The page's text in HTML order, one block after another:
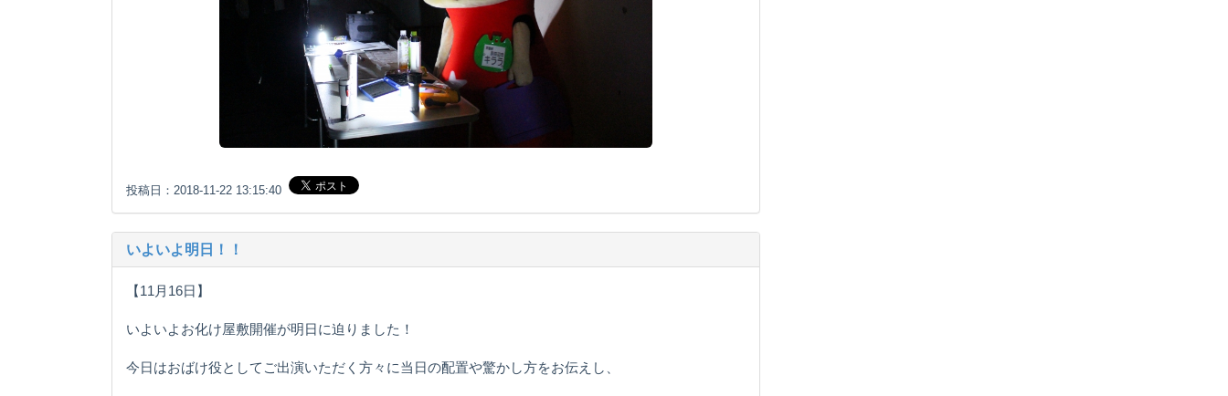
投稿日：2018-11-22 13:15:40
いよいよ明日！！
【11月16日】
いよいよお化け屋敷開催が明日に迫りました！
今日はおばけ役としてご出演いただく方々に当日の配置や驚かし方をお伝えし、